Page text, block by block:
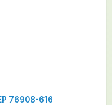
76908-616